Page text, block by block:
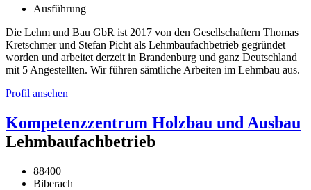
Ausführung
Die Lehm und Bau GbR ist 2017 von den Gesellschaftern Thomas
Kretschmer und Stefan Picht als Lehmbaufachbetrieb gegründet
worden und arbeitet derzeit in Brandenburg und ganz Deutschland
mit 5 Angestellten. Wir führen sämtliche Arbeiten im Lehmbau aus.
Profil ansehen
Kompetenzzentrum Holzbau und Ausbau
Lehmbaufachbetrieb
88400
Biberach